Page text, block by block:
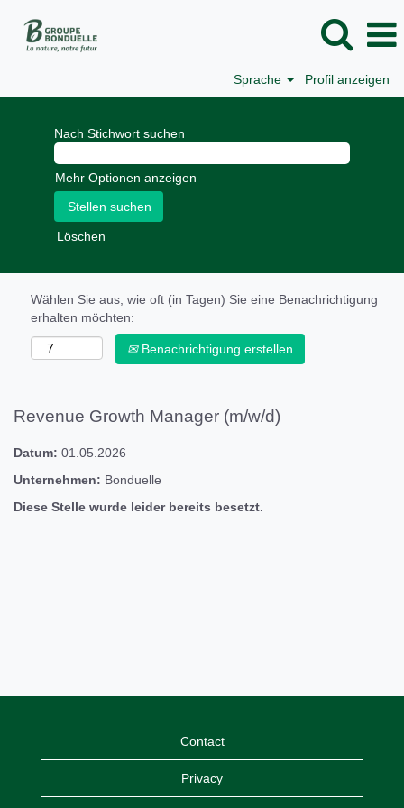
Sprache Profil anzeigen
Nach Stichwort suchen
Mehr Optionen anzeigen
Löschen
Wählen Sie aus, wie oft (in Tagen) Sie eine Benachrichtigung
erhalten möchten:
Benachrichtigung erstellen
Revenue Growth Manager (m/w/d)
Datum: 01.05.2026
Unternehmen: Bonduelle
Diese Stelle wurde leider bereits besetzt.
Contact
Privacy